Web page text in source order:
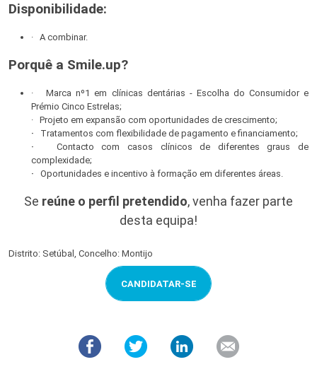
Disponibilidade:
· A combinar.
Porquê a Smile.up?
· Marca nº1 em clínicas dentárias - Escolha do Consumidor e
Prémio Cinco Estrelas;
· Projeto em expansão com oportunidades de crescimento;
·
Tratamentos com flexibilidade de pagamento e financiamento;
·
Contacto com casos clínicos de diferentes graus de
complexidade;
·
Oportunidades e incentivo à formação em diferentes áreas.
Se reúne o perfil pretendido, venha fazer parte
desta equipa!
Distrito: Setúbal, Concelho: Montijo
CANDIDATAR-SE